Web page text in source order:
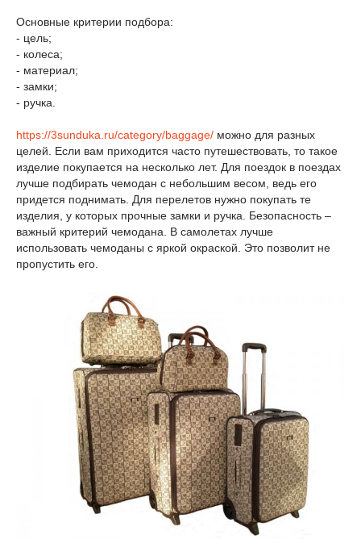
Основные критерии подбора:
- цель;
- колеса;
- материал;
- замки;
- ручка.
https://3sunduka.ru/category/baggage/ можно для разных
целей. Если вам приходится часто путешествовать, то такое
изделие покупается на несколько лет. Для поездок в поездах
лучше подбирать чемодан с небольшим весом, ведь его
придется поднимать. Для перелетов нужно покупать те
изделия, у которых прочные замки и ручка. Безопасность –
важный критерий чемодана. В самолетах лучше
использовать чемоданы с яркой окраской. Это позволит не
пропустить его.